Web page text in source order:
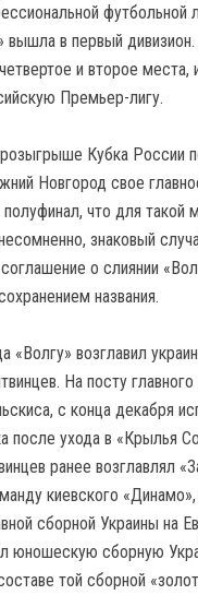
футбольной
вышла в первый
и второе места,
Премьер-лигу.
Кубка России
Новгород свое
что для такой
знаковый
о слиянии
названия.
«Волгу» возглавил
На посту
с конца декабря
после ухода в «Крылья
ранее возглавлял
киевского
сборной Украины на
юношескую сборную
той сборной